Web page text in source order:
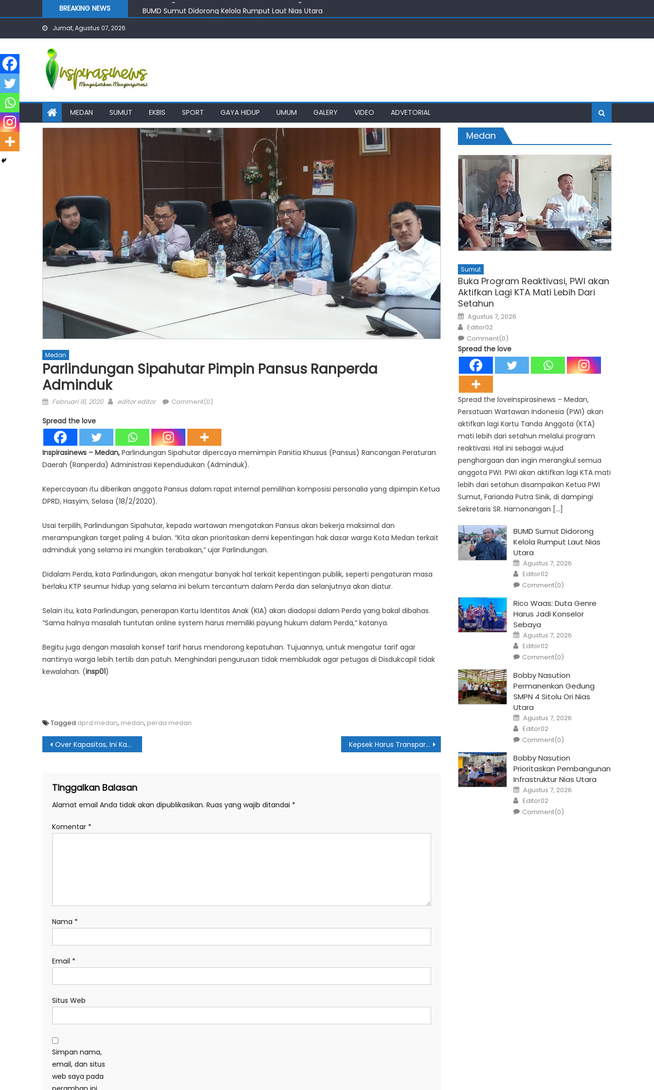
to
BREAKING NEWS
BUMD Sumut Didorong Kelola Rumput Laut Nias Utara
Rico Waas: Duta Genre Harus Jadi Konselor Sebaya
Jumat, Agustus 07, 2026
MEDAN SUMUT EKBIS SPORT GAYA HIDUP UMUM GALERY VIDEO ADVETORIAL
Medan
Parlindungan Sipahutar Pimpin Pansus Ranperda
Adminduk
Posted
Februari 18, 2020 Author
editor editor Comment(0)
Spread the love
Inspirasinews – Medan, Parlindungan Sipahutar dipercaya memimpin Panitia Khusus (Pansus) Rancangan Peraturan
Daerah (Ranperda) Administrasi Kependudukan (Adminduk).
Kepercayaan itu diberikan anggota Pansus dalam rapat internal pemilihan komposisi personalia yang dipimpin Ketua
DPRD, Hasyim, Selasa (18/2/2020).
Usai terpilih, Parlindungan Sipahutar, kepada wartawan mengatakan Pansus akan bekerja maksimal dan
merampungkan target paling 4 bulan. “Kita akan prioritaskan demi kepentingan hak dasar warga Kota Medan terkait
adminduk yang selama ini mungkin terabaikan,” ujar Parlindungan.
Didalam Perda, kata Parlindungan, akan mengatur banyak hal terkait kepentingan publik, seperti pengaturan masa
berlaku KTP seumur hidup yang selama ini belum tercantum dalam Perda dan selanjutnya akan diatur.
Selain itu, kata Parlindungan, penerapan Kartu Identitas Anak (KIA) akan diadopsi dalam Perda yang bakal dibahas.
“Sama halnya masalah tuntutan online system harus memiliki payung hukum dalam Perda,” katanya.
Begitu juga dengan masalah konsef tarif harus mendorong kepatuhan. Tujuannya, untuk mengatur tarif agar
nantinya warga lebih tertib dan patuh. Menghindari pengurusan tidak membludak agar petugas di Disdukcapil tidak
kewalahan. (insp01)
Tagged dprd medan, medan, perda medan
Navigasi
Over Kapasitas, Ini Kata Dewan Soal Rutan Klas I Labuhan Deli Kepsek Harus Transparan Gunakan Dana BOS
Tinggalkan Balasan
Alamat email Anda tidak akan dipublikasikan. Ruas yang wajib ditandai *
Komentar *
Nama *
Email *
Situs Web
Simpan nama,
email, dan situs
web saya pada
Medan
Sumut
Buka Program Reaktivasi, PWI akan
Aktifkan Lagi KTA Mati Lebih Dari
Setahun
Posted
on
Agustus 7, 2026
Author
Editor02
Comment(0)
Spread the love
Spread the loveInspirasinews – Medan,
Persatuan Wartawan Indonesia (PWI) akan
aktifkan lagi Kartu Tanda Anggota (KTA)
mati lebih dari setahun melalui program
reaktivasi. Hal ini sebagai wujud
penghargaan dan ingin merangkul semua
anggota PWI. PWI akan aktifkan lagi KTA mati
lebih dari setahun disampaikan Ketua PWI
Sumut, Farianda Putra Sinik, di dampingi
Sekretaris SR. Hamonangan […]
BUMD Sumut Didorong
Kelola Rumput Laut Nias
Utara
Posted
on
Agustus 7, 2026
Author
Editor02
Comment(0)
Rico Waas: Duta Genre
Harus Jadi Konselor
Sebaya
Posted
on
Agustus 7, 2026
Author
Editor02
Comment(0)
Bobby Nasution
Permanenkan Gedung
SMPN 4 Sitolu Ori Nias
Utara
Posted
on
Agustus 7, 2026
Author
Editor02
Comment(0)
Bobby Nasution
Prioritaskan Pembangunan
Infrastruktur Nias Utara
Posted
on
Agustus 7, 2026
Author
Editor02
Comment(0)